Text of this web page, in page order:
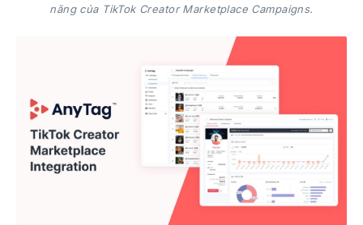
năng của TikTok Creator Marketplace Campaigns.